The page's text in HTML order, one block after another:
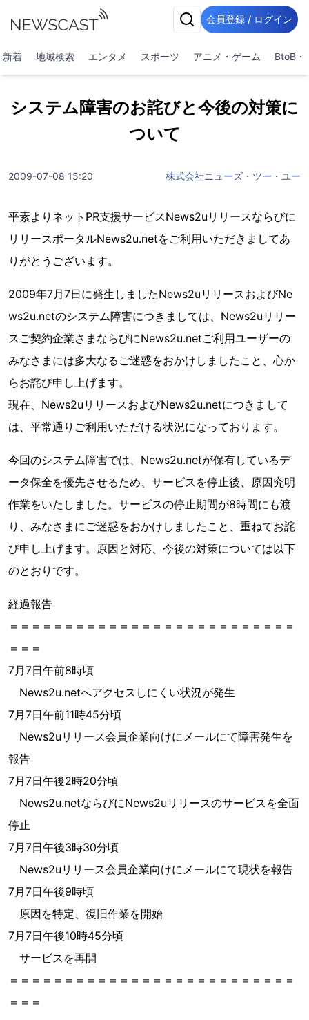
会員登録 / ログイン
新着 地域検索 エンタメ スポーツ アニメ・ゲーム BtoB・
システム障害のお詫びと今後の対策に
ついて
2009-07-08 15:20 株式会社ニューズ・ツー・ユー
平素よりネットPR支援サービスNews2uリリースならびに
リリースポータルNews2u.netをご利用いただきましてあ
りがとうございます。
2009年7月7日に発生しましたNews2uリリースおよびNe
ws2u.netのシステム障害につきましては、News2uリリー
スご契約企業さまならびにNews2u.netご利用ユーザーの
みなさまには多大なるご迷惑をおかけしましたこと、心か
らお詫び申し上げます。
現在、News2uリリースおよびNews2u.netにつきまして
は、平常通りご利用いただける状況になっております。
今回のシステム障害では、News2u.netが保有しているデ
ータ保全を優先させるため、サービスを停止後、原因究明
作業をいたしました。サービスの停止期間が8時間にも渡
り、みなさまにご迷惑をおかけしましたこと、重ねてお詫
び申し上げます。原因と対応、今後の対策については以下
のとおりです。
経過報告
＝＝＝＝＝＝＝＝＝＝＝＝＝＝＝＝＝＝＝＝＝＝＝＝＝＝
＝＝＝
7月7日午前8時頃
News2u.netへアクセスしにくい状況が発生
7月7日午前11時45分頃
News2uリリース会員企業向けにメールにて障害発生を
報告
7月7日午後2時20分頃
News2u.netならびにNews2uリリースのサービスを全面
停止
7月7日午後3時30分頃
News2uリリース会員企業向けにメールにて現状を報告
7月7日午後9時頃
原因を特定、復旧作業を開始
7月7日午後10時45分頃
サービスを再開
＝＝＝＝＝＝＝＝＝＝＝＝＝＝＝＝＝＝＝＝＝＝＝＝＝＝
＝＝＝